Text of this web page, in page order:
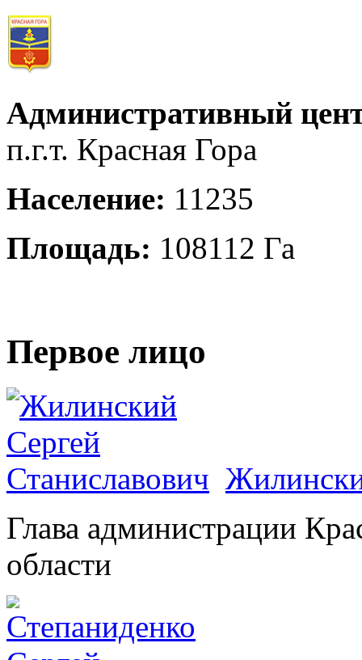
Административный
п.г.т. Красная Гора
Население: 11235
Площадь: 108112 Га
Первое лицо
Глава администрации
области